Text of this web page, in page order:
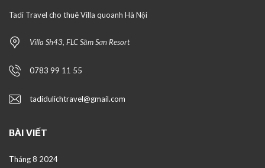
Tadi Travel cho thuê Villa quoanh Hà Nội
Villa Sh43, FLC Sầm Sơn Resort
0783 99 11 55
tadidulichtravel@gmail.com
BÀI VIẾT
Tháng 8 2024